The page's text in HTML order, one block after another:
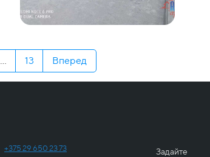
... 13 Вперед
+375 29 650 23 73
Задайте